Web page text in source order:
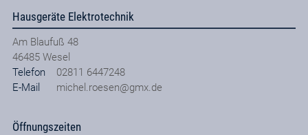
Hausgeräte Elektrotechnik
Am Blaufuß 48
46485 Wesel
Telefon
02811 6447248
E-Mail
michel.roesen@gmx.de
Öffnungszeiten